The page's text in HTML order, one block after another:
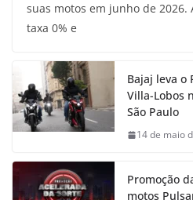
suas motos em junho de 2026.
taxa 0% e
Bajaj leva o
Villa-Lobos
São Paulo
14 de maio
Promoção
motos